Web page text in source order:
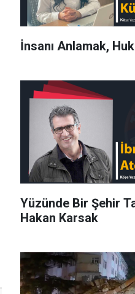
İnsanı Anlamak,
Yüzünde Bir Şehir
Hakan Karsak